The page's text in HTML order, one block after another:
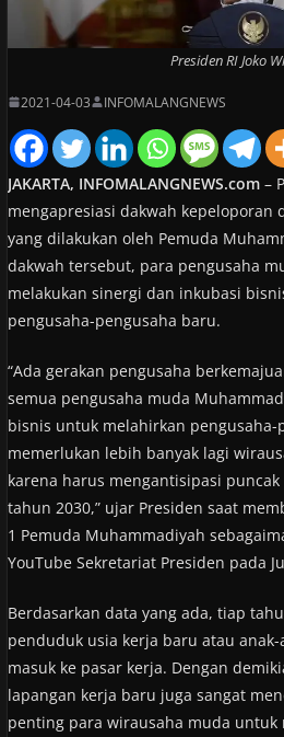
Presiden RI Joko
2021-04-03 INFOMALANGNEWS
JAKARTA, INFOMALANGNEWS.com–
mengapresiasi dakwah kepeloporan
yang dilakukan oleh Pemuda
dakwah tersebut, para pengusaha
melakukan sinergi dan inkubasi
pengusaha-pengusaha baru.
“Ada gerakan pengusaha
semua pengusaha muda
bisnis untuk melahirkan pengusaha-
memerlukan lebih banyak lagi
karena harus mengantisipasi
tahun 2030,” ujar Presiden saat
1 Pemuda Muhammadiyah
YouTube Sekretariat Presiden pada
Berdasarkan data yang ada, tiap
penduduk usia kerja baru atau
masuk ke pasar kerja. Dengan
lapangan kerja baru juga sangat
penting para wirausaha muda untuk